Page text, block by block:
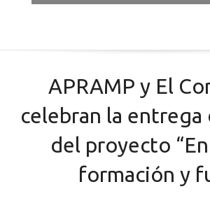
APRAMP y El
celebran la entrega
del proyecto
formación y